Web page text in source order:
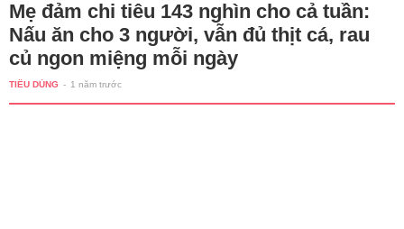
Mẹ đảm chi tiêu 143 nghìn cho cả tuần:
Nấu ăn cho 3 người, vẫn đủ thịt cá, rau
củ ngon miệng mỗi ngày
TIÊU DÙNG - 1 năm trước